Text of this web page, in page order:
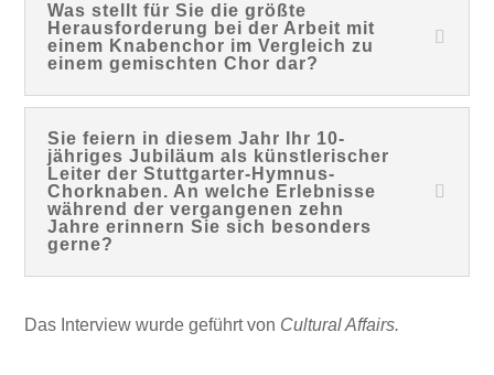
Was stellt für Sie die größte
Herausforderung bei der Arbeit mit
einem Knabenchor im Vergleich zu
einem gemischten Chor dar?
Sie feiern in diesem Jahr Ihr 10-
jähriges Jubiläum als künstlerischer
Leiter der Stuttgarter-Hymnus-
Chorknaben. An welche Erlebnisse
während der vergangenen zehn
Jahre erinnern Sie sich besonders
gerne?
Das Interview wurde geführt von Cultural Affairs.